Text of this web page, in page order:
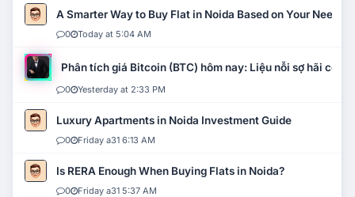
A Smarter Way to Buy Flat in Noida Based on Your Needs
0 Today at 5:04 AM
Phân tích giá Bitcoin (BTC) hôm nay: Liệu nỗi sợ hãi có
0 Yesterday at 2:33 PM
Luxury Apartments in Noida Investment Guide
0 Friday a31 6:13 AM
Is RERA Enough When Buying Flats in Noida?
0 Friday a31 5:37 AM